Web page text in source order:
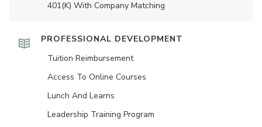
401(K) With Company Matching
PROFESSIONAL DEVELOPMENT
Tuition Reimbursement
Access To Online Courses
Lunch And Learns
Leadership Training Program